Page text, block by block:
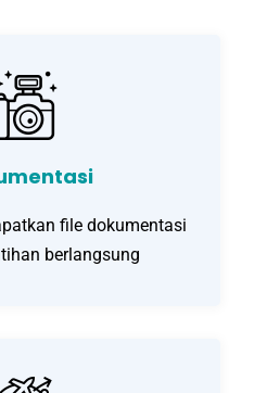
file dokumentasi
berlangsung